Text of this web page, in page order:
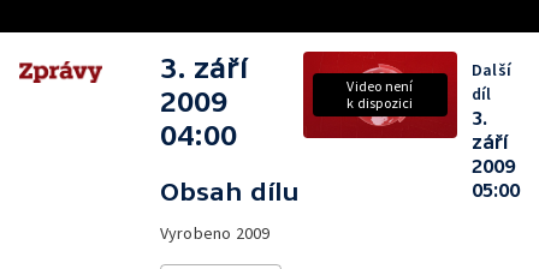
3. září
2009
04:00
Obsah dílu
Vyrobeno 2009
Video není
k dispozici
Další
díl
3.
září
2009
05:00